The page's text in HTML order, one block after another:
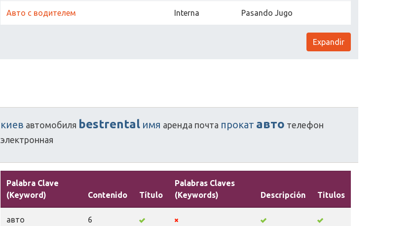
Авто с водителем Interna Pasando Jugo
Expandir
киев автомобиля bestrental имя аренда почта прокат авто телефон
электронная
Palabra Clave
(Keyword)
Contenido Título
Palabras Claves
(Keywords)
Descripción Titulos
авто 6